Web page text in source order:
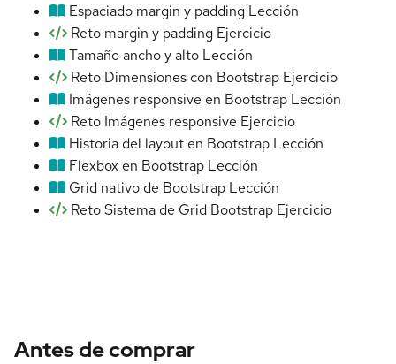
Espaciado margin y padding Lección
Reto margin y padding Ejercicio
Tamaño ancho y alto Lección
Reto Dimensiones con Bootstrap Ejercicio
Imágenes responsive en Bootstrap Lección
Reto Imágenes responsive Ejercicio
Historia del layout en Bootstrap Lección
Flexbox en Bootstrap Lección
Grid nativo de Bootstrap Lección
Reto Sistema de Grid Bootstrap Ejercicio
Antes de comprar